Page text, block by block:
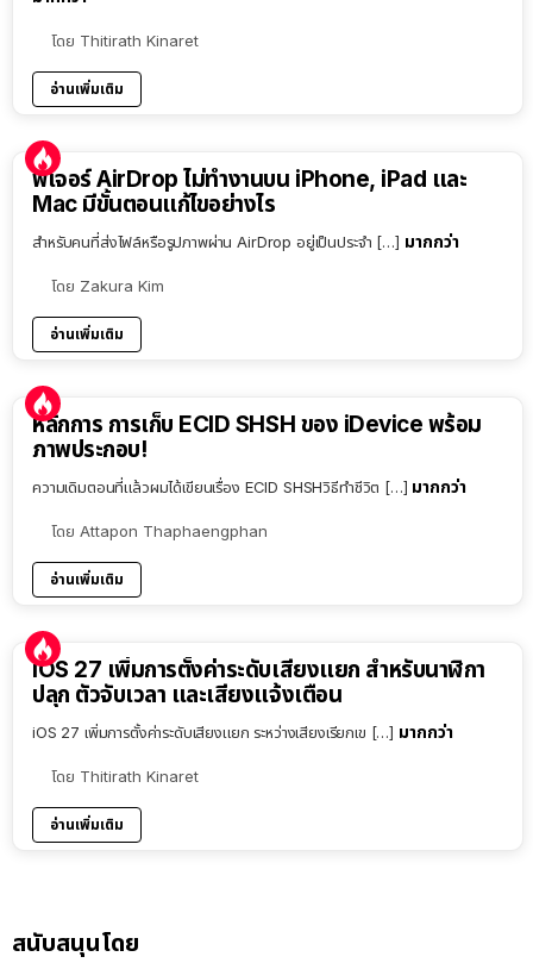
โดย Thitirath Kinaret
อ่านเพิ่มเติม
ฟีเจอร์ AirDrop ไม่ทำงานบน iPhone, iPad และ
Mac มีขั้นตอนแก้ไขอย่างไร
สำหรับคนที่ส่งไฟล์หรือรูปภาพผ่าน AirDrop อยู่เป็นประจำ […] มากกว่า
โดย Zakura Kim
อ่านเพิ่มเติม
หลักการ การเก็บ ECID SHSH ของ iDevice พร้อม
ภาพประกอบ!
ความเดิมตอนที่แล้วผมได้เขียนเรื่อง ECID SHSHวิธีทำชีวิต […] มากกว่า
โดย Attapon Thaphaengphan
อ่านเพิ่มเติม
iOS 27 เพิ่มการตั้งค่าระดับเสียงแยก สำหรับนาฬิกา
ปลุก ตัวจับเวลา และเสียงแจ้งเตือน
iOS 27 เพิ่มการตั้งค่าระดับเสียงแยก ระหว่างเสียงเรียกเข […] มากกว่า
โดย Thitirath Kinaret
อ่านเพิ่มเติม
สนับสนุนโดย